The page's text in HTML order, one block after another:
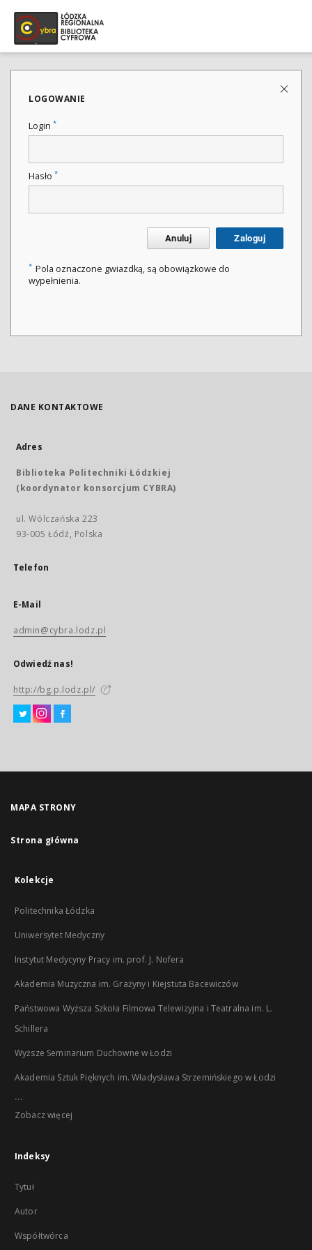
LOGOWANIE
Login *
Hasło *
Anuluj Zaloguj
* Pola oznaczone gwiazdką, są obowiązkowe do
wypełnienia.
DANE KONTAKTOWE
Adres
Biblioteka Politechniki Łódzkiej
(koordynator konsorcjum CYBRA)
ul. Wólczańska 223
93-005 Łódź, Polska
Telefon
E-Mail
admin@cybra.lodz.pl
Odwiedź nas!
http://bg.p.lodz.pl/
MAPA STRONY
Strona główna
Kolekcje
Politechnika Łódzka
Uniwersytet Medyczny
Instytut Medycyny Pracy im. prof. J. Nofera
Akademia Muzyczna im. Grażyny i Kiejstuta Bacewiczów
Państwowa Wyższa Szkoła Filmowa Telewizyjna i Teatralna im. L.
Schillera
Wyższe Seminarium Duchowne w Łodzi
Akademia Sztuk Pięknych im. Władysława Strzemińskiego w Łodzi
...
Zobacz więcej
Indeksy
Tytuł
Autor
Współtwórca